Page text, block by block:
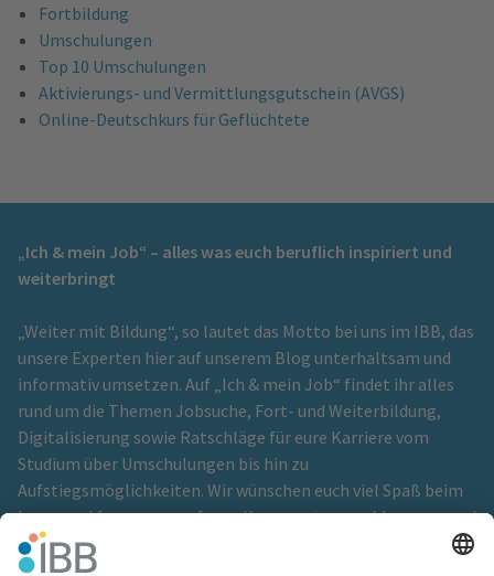
Fortbildung
Umschulungen
Top 10 Umschulungen
Aktivierungs- und Vermittlungsgutschein (AVGS)
Online-Deutschkurs für Geflüchtete
„Ich & mein Job“ – alles was euch beruflich inspiriert und
weiterbringt
„Weiter mit Bildung“, so lautet das Motto bei uns im IBB, das
unsere Experten hier auf unserem Blog unterhaltsam und
informativ umsetzen. Auf „Ich & mein Job“ findet ihr alles
rund um die Themen Jobsuche, Fort- und Weiterbildung,
Digitalisierung sowie Ratschläge für eure Karriere vom
Studium über Umschulungen bis hin zu
Aufstiegsmöglichkeiten. Wir wünschen euch viel Spaß beim
Lesen und freuen uns auf eure Kommentare und Anregungen!
Ein Blog der